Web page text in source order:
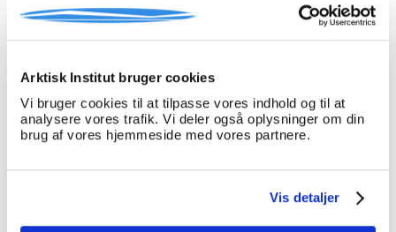
Arktisk Institut bruger cookies
Vi bruger cookies til at tilpasse vores indhold og til at
analysere vores trafik. Vi deler også oplysninger om din
brug af vores hjemmeside med vores partnere.
Vis detaljer
Arkivfond
A 057
Nordgrønlands Inspektorat
Nordgrønlands nettoproduktion,
1872-73.
Giver:
Accessionsdato:
Klausuler:
Ingen note registreret
Henvisninger